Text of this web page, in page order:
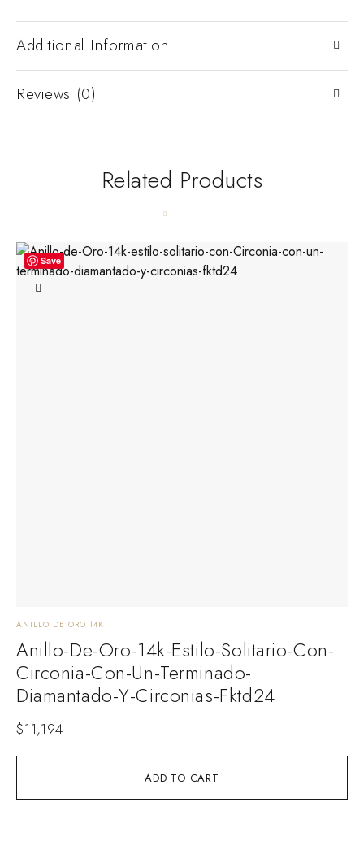
Additional Information
Reviews (0)
Related Products
Save
ADD TO CART
ANILLO DE ORO 14K
Anillo-De-Oro-14k-Estilo-Solitario-Con-
Circonia-Con-Un-Terminado-
Diamantado-Y-Circonias-Fktd24
$11,194